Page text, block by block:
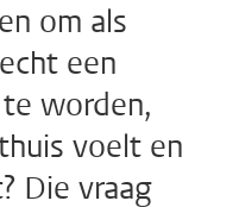
om als
een
worden,
voelt en
Die vraag